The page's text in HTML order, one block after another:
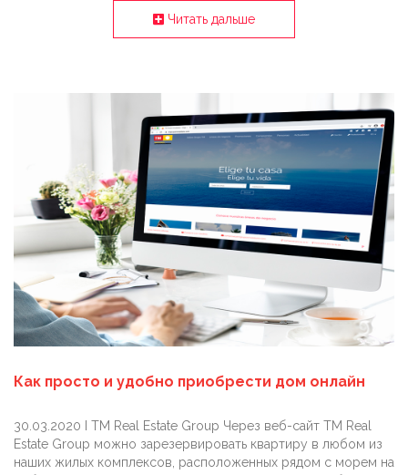
Читать дальше
Как просто и удобно приобрести дом онлайн
30.03.2020 I TM Real Estate Group Через веб-сайт TM Real
Estate Group можно зарезервировать квартиру в любом из
наших жилых комплексов, расположенных рядом с морем на